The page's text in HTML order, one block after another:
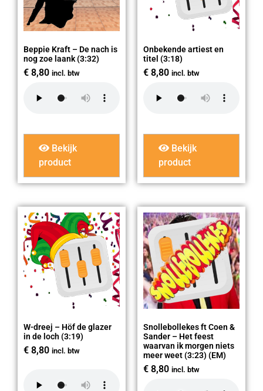
Beppie Kraft – De nach is
nog zoe laank (3:32)
€ 8,80 incl. btw
Bekijk
product
Onbekende artiest en
titel (3:18)
€ 8,80 incl. btw
Bekijk
product
W-dreej – Höf de glazer
in de loch (3:19)
€ 8,80 incl. btw
Snollebollekes ft Coen &
Sander – Het feest
waarvan ik morgen niets
meer weet (3:23) (EM)
€ 8,80 incl. btw